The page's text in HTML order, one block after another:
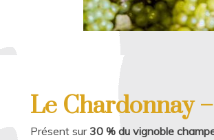
Le Chardonnay
Présent sur 30 % du vignoble